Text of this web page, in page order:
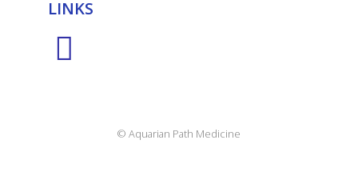
LINKS
© Aquarian Path Medicine